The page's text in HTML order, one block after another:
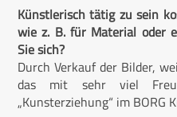
Künstlerisch tätig zu sein
wie z. B. für Material oder
Sie sich?
Durch Verkauf der Bilder,
das mit sehr viel
„Kunsterziehung“ im BORG